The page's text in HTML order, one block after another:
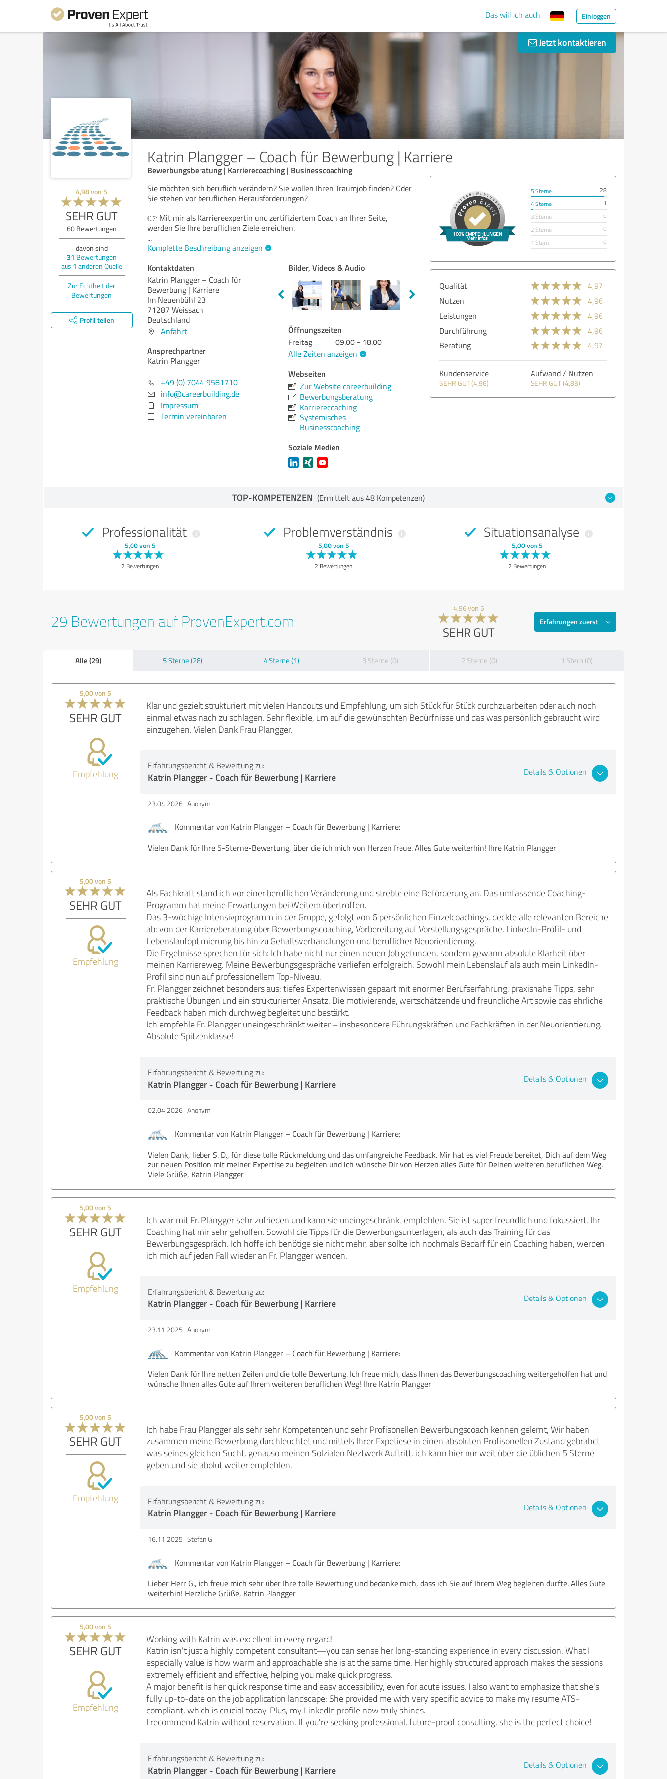
Das will ich auch Einloggen
Jetzt kontaktieren
Katrin Plangger – Coach für Bewerbung | Karriere
Bewerbungsberatung | Karrierecoaching | Businesscoaching
4,98von 5
SEHR GUT
60Bewertungen
davon sind
31 Bewertungen
aus 1 anderen Quelle
Zur Echtheit der
Bewertungen
Profil teilen
Sie möchten sich beruflich verändern? Sie wollen Ihren Traumjob finden? Oder
Sie stehen vor beruflichen Herausforderungen?
👉 Mit mir als Karriereexpertin und zertifiziertem Coach an Ihrer Seite,
werden Sie Ihre beruflichen Ziele erreichen.
...
Komplette Beschreibung anzeigen
Kontaktdaten
Katrin Plangger – Coach für
Bewerbung | Karriere
Im Neuenbühl 23
71287 Weissach
Deutschland
Anfahrt
Ansprechpartner
Katrin Plangger
+49 (0) 7044 9581710
info@careerbuilding.de
Impressum
Termin vereinbaren
Bilder, Videos & Audio
Öffnungszeiten
Freitag
09:00 - 18:00
Alle Zeiten anzeigen
Webseiten
Zur Website careerbuilding
Bewerbungsberatung
Karrierecoaching
Systemisches
Businesscoaching
Soziale Medien
5 Sterne
28
4 Sterne
1
3 Sterne
0
2 Sterne
0
1 Stern
0
Qualität
4,97
Nutzen
4,96
Leistungen
4,96
Durchführung
4,96
Beratung
4,97
Kundenservice
SEHR GUT (4,96)
Aufwand / Nutzen
SEHR GUT (4,83)
TOP-KOMPETENZEN (Ermittelt aus 48 Kompetenzen)
Professionalität
5,00 von 5
2 Bewertungen
Problemverständnis
5,00 von 5
2 Bewertungen
Situationsanalyse
5,00 von 5
2 Bewertungen
29 Bewertungen auf ProvenExpert.com
4,96 von 5
SEHR GUT
Erfahrungen zuerst
Alle (29) 5 Sterne (28) 4 Sterne (1) 3 Sterne (0) 2 Sterne (0) 1 Stern (0)
5,00 von 5
SEHR GUT
Empfehlung
Klar und gezielt strukturiert mit vielen Handouts und Empfehlung, um sich Stück für Stück durchzuarbeiten oder auch noch
einmal etwas nach zu schlagen. Sehr flexible, um auf die gewünschten Bedürfnisse und das was persönlich gebraucht wird
einzugehen. Vielen Dank Frau Plangger.
Erfahrungsbericht & Bewertung zu:
Katrin Plangger - Coach für Bewerbung | Karriere Details & Optionen
23.04.2026 Anonym
Kommentar von Katrin Plangger – Coach für Bewerbung | Karriere:
Vielen Dank für Ihre 5-Sterne-Bewertung, über die ich mich von Herzen freue. Alles Gute weiterhin! Ihre Katrin Plangger
5,00 von 5
SEHR GUT
Empfehlung
Als Fachkraft stand ich vor einer beruflichen Veränderung und strebte eine Beförderung an. Das umfassende Coaching-
Programm hat meine Erwartungen bei Weitem übertroffen.
Das 3-wöchige Intensivprogramm in der Gruppe, gefolgt von 6 persönlichen Einzelcoachings, deckte alle relevanten Bereiche
ab: von der Karriereberatung über Bewerbungscoaching, Vorbereitung auf Vorstellungsgespräche, LinkedIn-Profil- und
Lebenslaufoptimierung bis hin zu Gehaltsverhandlungen und beruflicher Neuorientierung.
Die Ergebnisse sprechen für sich: Ich habe nicht nur einen neuen Job gefunden, sondern gewann absolute Klarheit über
meinen Karriereweg. Meine Bewerbungsgespräche verliefen erfolgreich. Sowohl mein Lebenslauf als auch mein LinkedIn-
Profil sind nun auf professionellem Top-Niveau.
Fr. Plangger zeichnet besonders aus: tiefes Expertenwissen gepaart mit enormer Berufserfahrung, praxisnahe Tipps, sehr
praktische Übungen und ein strukturierter Ansatz. Die motivierende, wertschätzende und freundliche Art sowie das ehrliche
Feedback haben mich durchweg begleitet und bestärkt.
Ich empfehle Fr. Plangger uneingeschränkt weiter – insbesondere Führungskräften und Fachkräften in der Neuorientierung.
Absolute Spitzenklasse!
Erfahrungsbericht & Bewertung zu:
Katrin Plangger - Coach für Bewerbung | Karriere Details & Optionen
02.04.2026 Anonym
Kommentar von Katrin Plangger – Coach für Bewerbung | Karriere:
Vielen Dank, lieber S. D., für diese tolle Rückmeldung und das umfangreiche Feedback. Mir hat es viel Freude bereitet, Dich auf dem Weg
zur neuen Position mit meiner Expertise zu begleiten und ich wünsche Dir von Herzen alles Gute für Deinen weiteren beruflichen Weg.
Viele Grüße, Katrin Plangger
5,00 von 5
SEHR GUT
Empfehlung
Ich war mit Fr. Plangger sehr zufrieden und kann sie uneingeschränkt empfehlen. Sie ist super freundlich und fokussiert. Ihr
Coaching hat mir sehr geholfen. Sowohl die Tipps für die Bewerbungsunterlagen, als auch das Training für das
Bewerbungsgespräch. Ich hoffe ich benötige sie nicht mehr, aber sollte ich nochmals Bedarf für ein Coaching haben, werden
ich mich auf jeden Fall wieder an Fr. Plangger wenden.
Erfahrungsbericht & Bewertung zu:
Katrin Plangger - Coach für Bewerbung | Karriere Details & Optionen
23.11.2025 Anonym
Kommentar von Katrin Plangger – Coach für Bewerbung | Karriere:
Vielen Dank für Ihre netten Zeilen und die tolle Bewertung. Ich freue mich, dass Ihnen das Bewerbungscoaching weitergeholfen hat und
wünsche Ihnen alles Gute auf Ihrem weiteren beruflichen Weg! Ihre Katrin Plangger
5,00 von 5
SEHR GUT
Empfehlung
Ich habe Frau Plangger als sehr sehr Kompetenten und sehr Profisonellen Bewerbungscoach kennen gelernt, Wir haben
zusammen meine Bewerbung durchleuchtet und mittels Ihrer Expetiese in einen absoluten Profisonellen Zustand gebrahct
was seines gleichen Sucht, genauso meinen Solzialen Neztwerk Auftritt. ich kann hier nur weit über die üblichen 5 Sterne
geben und sie abolut weiter empfehlen.
Erfahrungsbericht & Bewertung zu:
Katrin Plangger - Coach für Bewerbung | Karriere Details & Optionen
16.11.2025 Stefan G.
Kommentar von Katrin Plangger – Coach für Bewerbung | Karriere:
Lieber Herr G., ich freue mich sehr über Ihre tolle Bewertung und bedanke mich, dass ich Sie auf Ihrem Weg begleiten durfte. Alles Gute
weiterhin! Herzliche Grüße, Katrin Plangger
5,00 von 5
SEHR GUT
Empfehlung
Working with Katrin was excellent in every regard!
Katrin isn't just a highly competent consultant—you can sense her long-standing experience in every discussion. What I
especially value is how warm and approachable she is at the same time. Her highly structured approach makes the sessions
extremely efficient and effective, helping you make quick progress.
A major benefit is her quick response time and easy accessibility, even for acute issues. I also want to emphasize that she's
fully up-to-date on the job application landscape: She provided me with very specific advice to make my resume ATS-
compliant, which is crucial today. Plus, my LinkedIn profile now truly shines.
I recommend Katrin without reservation. If you're seeking professional, future-proof consulting, she is the perfect choice!
Erfahrungsbericht & Bewertung zu:
Katrin Plangger - Coach für Bewerbung | Karriere Details & Optionen